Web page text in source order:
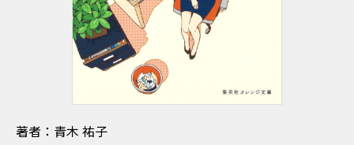
ちょしゃ あおき ゆうこ
著者：青木 祐子